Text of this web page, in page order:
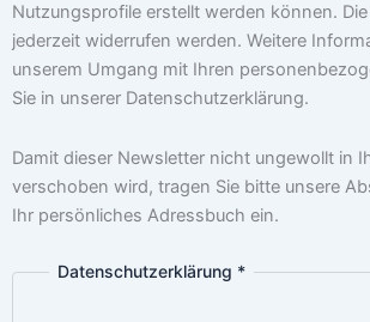
Nutzungsprofile erstellt werden können.
jederzeit widerrufen werden. Weitere
unserem Umgang mit Ihren
Sie in unserer Datenschutzerklärung.
Damit dieser Newsletter nicht ungewollt in
verschoben wird, tragen Sie bitte unsere
Ihr persönliches Adressbuch ein.
Datenschutzerklärung
Datenschutzerklärung *